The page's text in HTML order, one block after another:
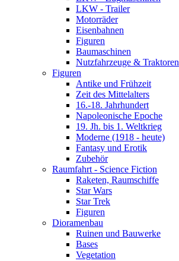
LKW - Trailer
Motorräder
Eisenbahnen
Figuren
Baumaschinen
Nutzfahrzeuge & Traktoren
Figuren
Antike und Frühzeit
Zeit des Mittelalters
16.-18. Jahrhundert
Napoleonische Epoche
19. Jh. bis 1. Weltkrieg
Moderne (1918 - heute)
Fantasy und Erotik
Zubehör
Raumfahrt - Science Fiction
Raketen, Raumschiffe
Star Wars
Star Trek
Figuren
Dioramenbau
Ruinen und Bauwerke
Bases
Vegetation